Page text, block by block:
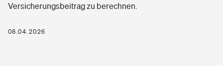
Photovoltaik
Wärmepumpen versichern
Private Krankenversicherung
Versicherungsbeitrag zu berechnen.
08.04.2026